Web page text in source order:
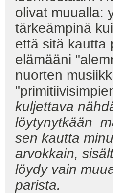
olivat muualla:
tärkeämpinä
että sitä kautta
elämääni
nuorten
kuljettava
löytynytkään
sen kautta
arvokkain,
löydy vain
parista.